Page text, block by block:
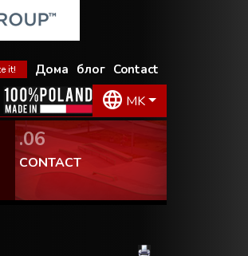
Contact
блог
Дома
MK
.06
CONTACT